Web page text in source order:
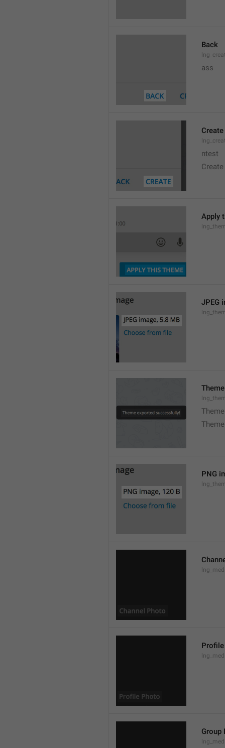
Back
ass
Create
ntest
Apply
JPEG
PNG
Group